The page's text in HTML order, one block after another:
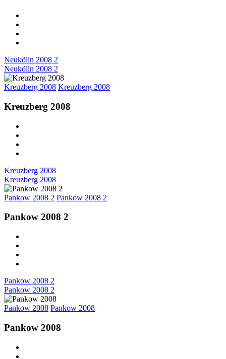
Neukölln 2008 2
Neukölln 2008 2
Kreuzberg 2008 Kreuzberg 2008
Kreuzberg 2008
Kreuzberg 2008
Kreuzberg 2008
Pankow 2008 2 Pankow 2008 2
Pankow 2008 2
Pankow 2008 2
Pankow 2008 2
Pankow 2008 Pankow 2008
Pankow 2008